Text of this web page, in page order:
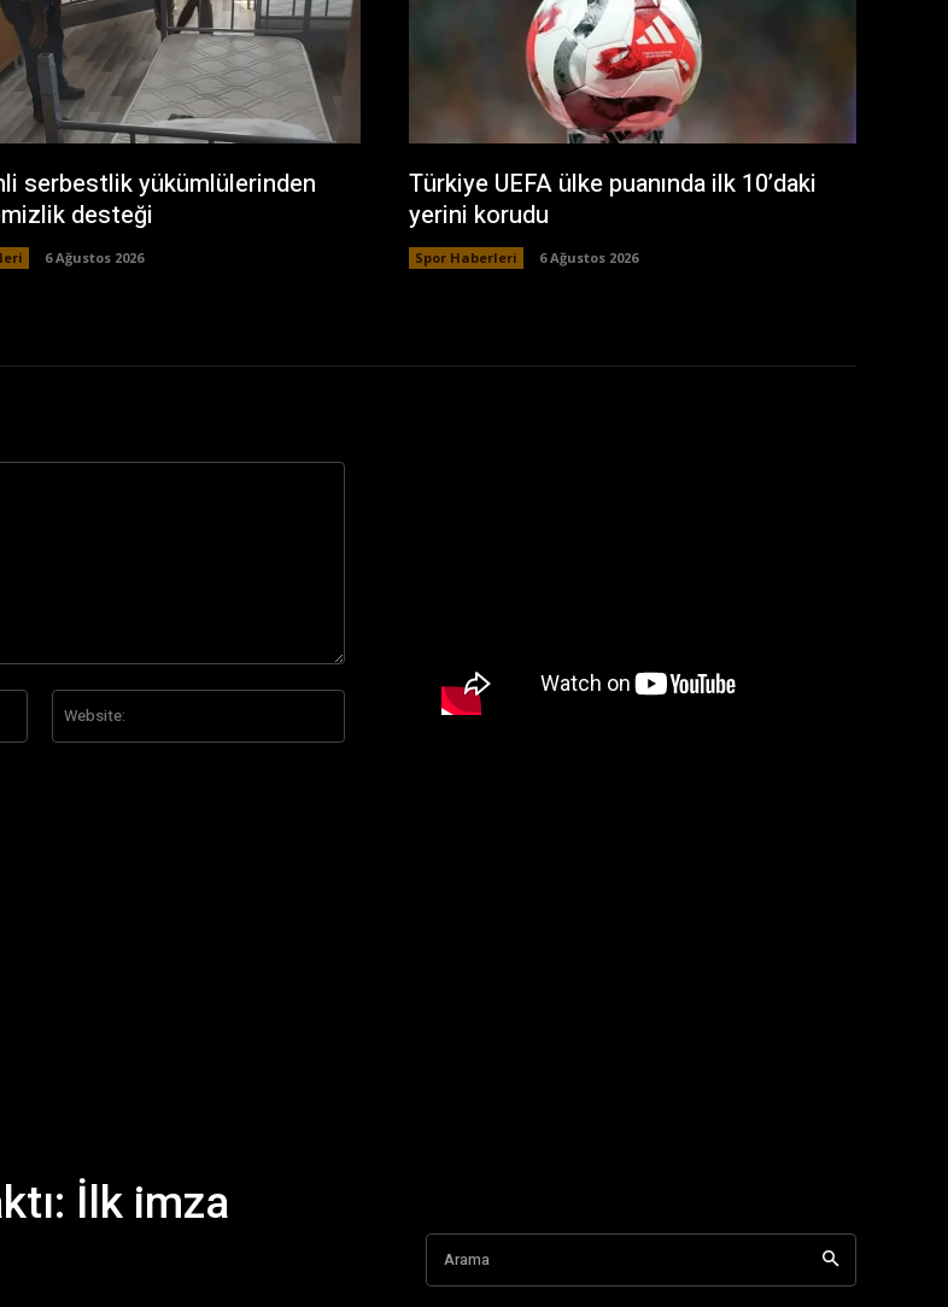
serbestlik yükümlülerinden
desteği
6 Ağustos 2026
Türkiye UEFA ülke puanında ilk 10’daki
yerini korudu
Spor Haberleri 6 Ağustos 2026
Posta:*